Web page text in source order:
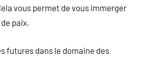
vous permet de vous immerger
paix.
futures dans le domaine des